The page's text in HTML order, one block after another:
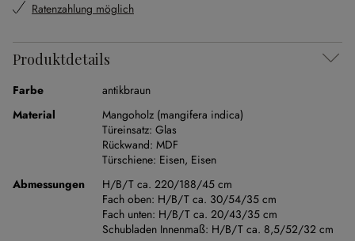
Ratenzahlung möglich
Produktdetails
Farbe
antikbraun
Material
Mangoholz (mangifera indica)
Türeinsatz: Glas
Rückwand: MDF
Türschiene: Eisen, Eisen
Abmessungen
H/B/T ca. 220/188/45 cm
Fach oben: H/B/T ca. 30/54/35 cm
Fach unten: H/B/T ca. 20/43/35 cm
Schubladen Innenmaß: H/B/T ca. 8,5/52/32 cm